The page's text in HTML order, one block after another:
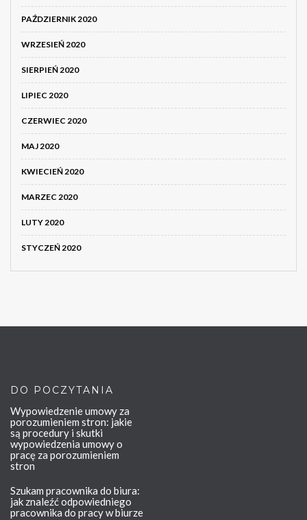
PAŹDZIERNIK 2020
WRZESIEŃ 2020
SIERPIEŃ 2020
LIPIEC 2020
CZERWIEC 2020
MAJ 2020
KWIECIEŃ 2020
MARZEC 2020
LUTY 2020
STYCZEŃ 2020
DO POCZYTANIA
Wypowiedzenie umowy za
porozumieniem stron: jakie
są procedury i skutki
wypowiedzenia umowy o
pracę za porozumieniem
stron
Szukam pracownika do biura:
jak znaleźć odpowiedniego
pracownika do pracy w biurze